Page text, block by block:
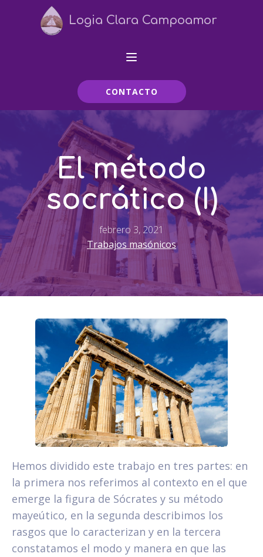
Logia Clara Campoamor
CONTACTO
El método
socrático (I)
febrero 3, 2021
Trabajos masónicos
Hemos dividido este trabajo en tres partes: en
la primera nos referimos al contexto en el que
emerge la figura de Sócrates y su método
mayeútico, en la segunda describimos los
rasgos que lo caracterizan y en la tercera
constatamos el modo y manera en que las